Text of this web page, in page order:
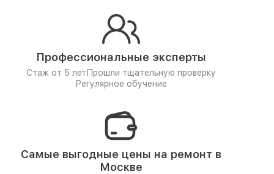
Профессиональные эксперты
Стаж от 5 лет Прошли тщательную проверку
Регулярное обучение
Самые выгодные цены на ремонт в
Москве